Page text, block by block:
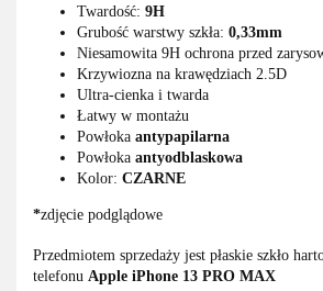
Twardość: 9H
Grubość warstwy szkła: 0,33mm
Niesamowita 9H ochrona przed
Krzywiozna na krawędziach 2.5D
Ultra-cienka i twarda
Łatwy w montażu
Powłoka antypapilarna
Powłoka antyodblaskowa
Kolor: CZARNE
*zdjęcie podglądowe
Przedmiotem sprzedaży jest płaskie szkło
telefonu Apple iPhone 13 PRO MAX